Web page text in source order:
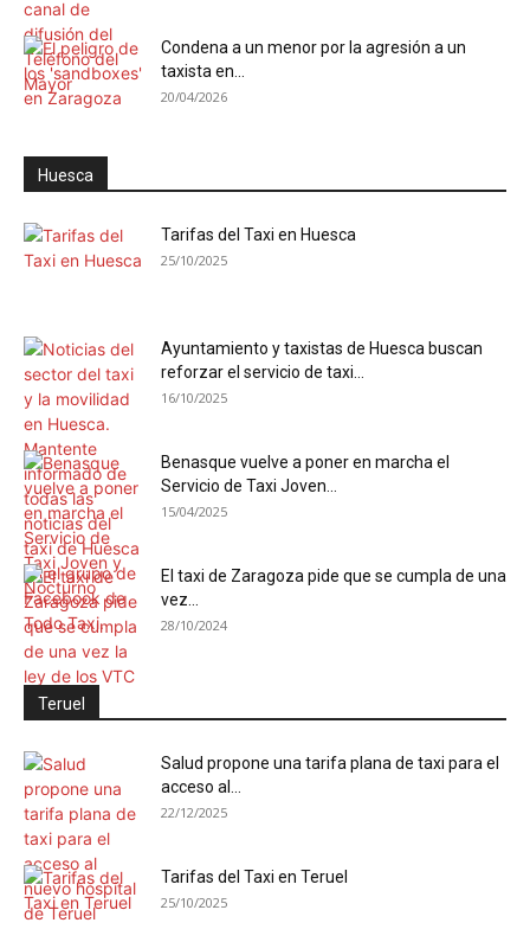
Condena a un menor por la agresión a un
taxista en...
20/04/2026
Huesca
Tarifas del Taxi en Huesca
25/10/2025
Ayuntamiento y taxistas de Huesca buscan
reforzar el servicio de taxi...
16/10/2025
Benasque vuelve a poner en marcha el
Servicio de Taxi Joven...
15/04/2025
El taxi de Zaragoza pide que se cumpla de una
vez...
28/10/2024
Teruel
Salud propone una tarifa plana de taxi para el
acceso al...
22/12/2025
Tarifas del Taxi en Teruel
25/10/2025